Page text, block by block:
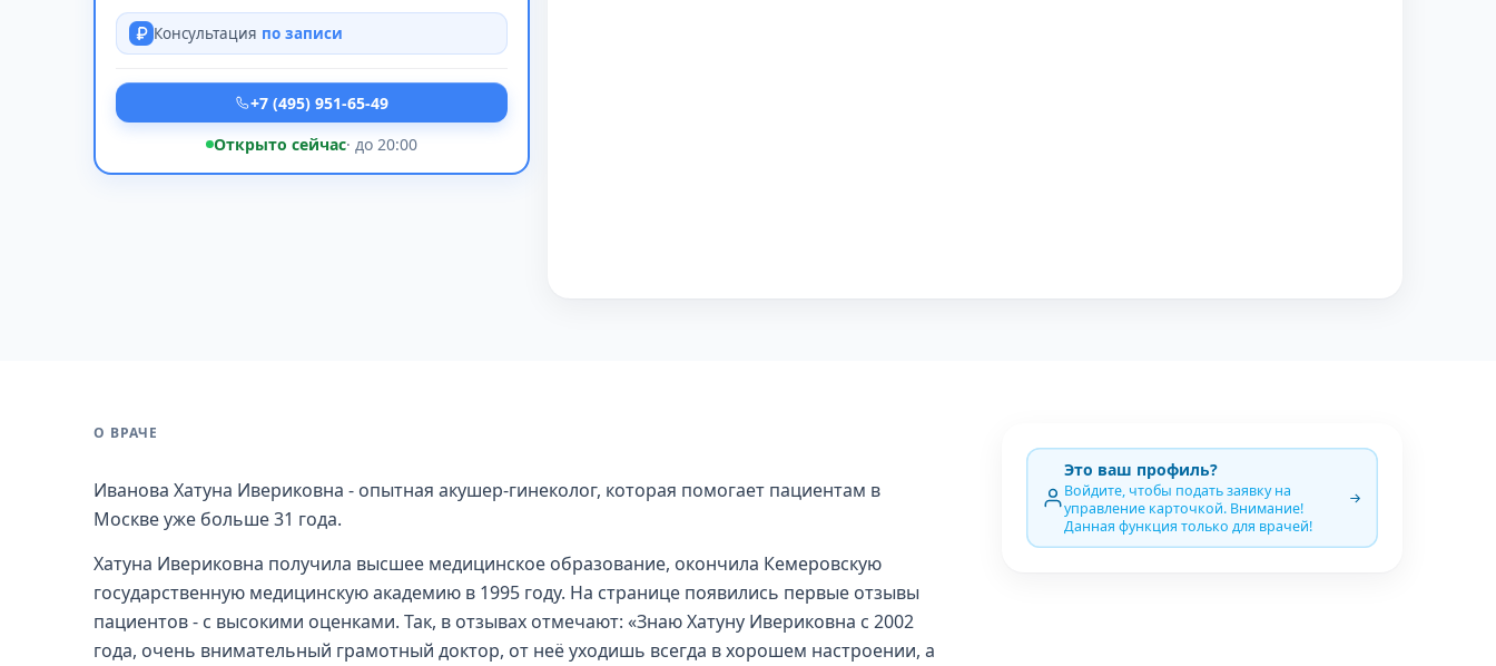
Консультация по записи
+7 (495) 951-65-49
Открыто сейчас· до 20:00
О ВРАЧЕ
Иванова Хатуна Ивериковна - опытная акушер-гинеколог, которая помогает пациентам в
Москве уже больше 31 года.
Хатуна Ивериковна получила высшее медицинское образование, окончила Кемеровскую
государственную медицинскую академию в 1995 году. На странице появились первые отзывы
пациентов - с высокими оценками. Так, в отзывах отмечают: «Знаю Хатуну Ивериковна с 2002
года, очень внимательный грамотный доктор, от неё уходишь всегда в хорошем настроении, а
Это ваш профиль?
Войдите, чтобы подать заявку на
управление карточкой. Внимание!
Данная функция только для врачей!